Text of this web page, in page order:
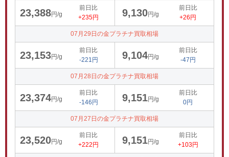
23,388円/g
前日比
+235円
9,130円/g
前日比
+26円
07月29日の金プラチナ買取相場
23,153円/g
前日比
-221円
9,104円/g
前日比
-47円
07月28日の金プラチナ買取相場
23,374円/g
前日比
-146円
9,151円/g
前日比
0円
07月27日の金プラチナ買取相場
23,520円/g
前日比
+222円
9,151円/g
前日比
+103円